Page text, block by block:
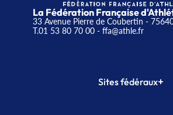
La Fédération Française
33 Avenue Pierre de Coubertin -
T.01 53 80 70 00- ffa@athle.fr
Sites fédéraux+